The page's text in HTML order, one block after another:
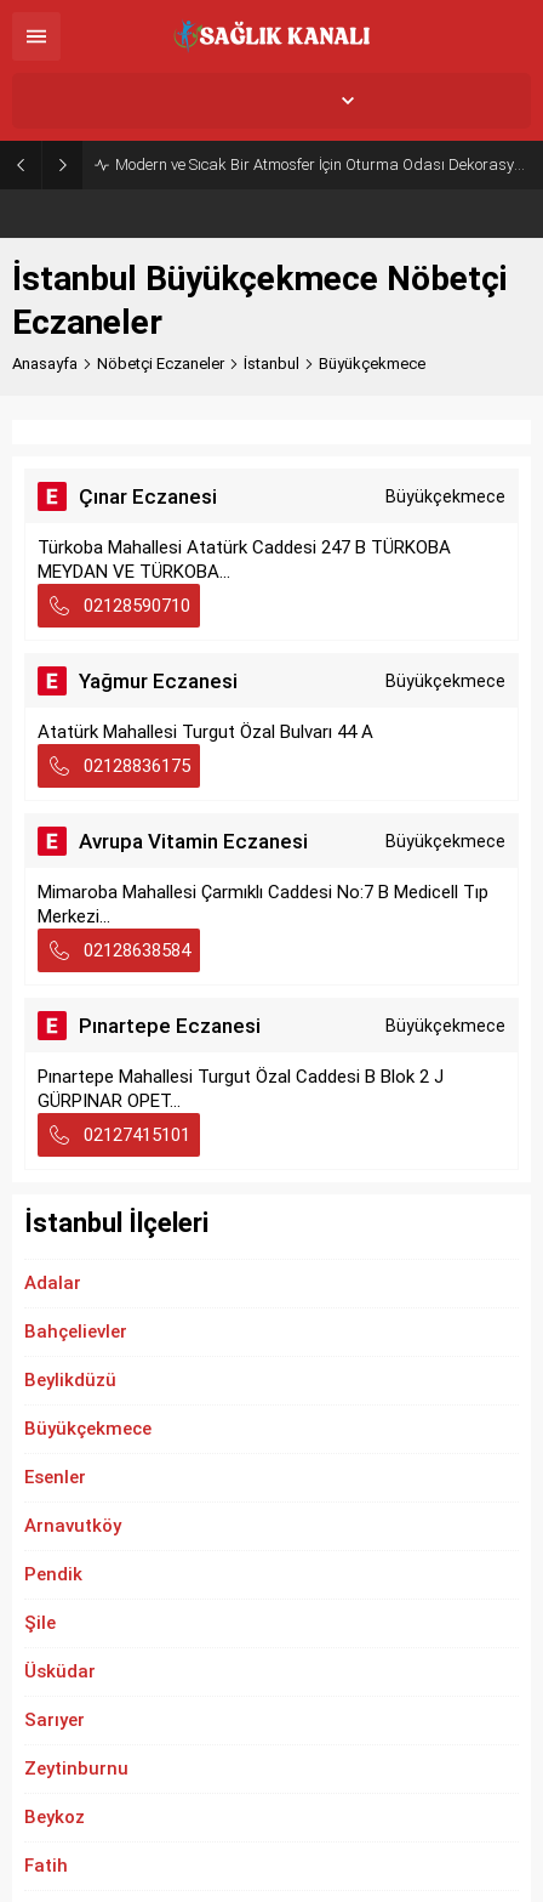
Modern ve Sıcak Bir Atmosfer İçin Oturma Odası Dekorasyon Önerileri
İstanbul Büyükçekmece Nöbetçi
Eczaneler
Anasayfa Nöbetçi Eczaneler İstanbul Büyükçekmece
Çınar Eczanesi Büyükçekmece
Türkoba Mahallesi Atatürk Caddesi 247 B TÜRKOBA
MEYDAN VE TÜRKOBA...
02128590710
Yağmur Eczanesi Büyükçekmece
Atatürk Mahallesi Turgut Özal Bulvarı 44 A
02128836175
Avrupa Vitamin Eczanesi Büyükçekmece
Mimaroba Mahallesi Çarmıklı Caddesi No:7 B Medicell Tıp
Merkezi...
02128638584
Pınartepe Eczanesi Büyükçekmece
Pınartepe Mahallesi Turgut Özal Caddesi B Blok 2 J
GÜRPINAR OPET...
02127415101
İstanbul İlçeleri
Adalar
Bahçelievler
Beylikdüzü
Büyükçekmece
Esenler
Arnavutköy
Pendik
Şile
Üsküdar
Sarıyer
Zeytinburnu
Beykoz
Fatih